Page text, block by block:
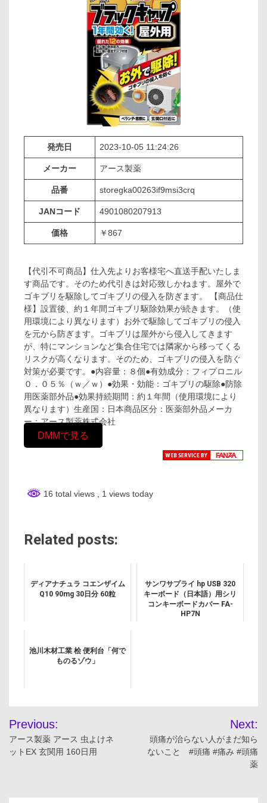
発売日 2023-10-05 11:24:26
メーカー アース製薬
品番 storegka00263if9msi3crq
JANコード 4901080207913
価格 ￥867
【代引不可商品】仕入先よりお客様宅へ直送手配いたしま
す商品です。そのため代引きは対応致しかねます。屋外で
ゴキブリを駆除してゴキブリの侵入を防ぎます。 【商品仕
様】設置後、約１年間ゴキブリ駆除効果が続きます。（使
用環境により異なります）お外で駆除してゴキブリの侵入
を元から防ぎます。ゴキブリは屋外から侵入してきます
が、特にマンションなど集合住宅では隣家から移ってくる
リスクが高くなります。そのため、ゴキブリの侵入を防ぐ
対策が必要です。●内容量：８個●有効成分：フィプロニル
０．０５％（ｗ／ｗ）●効果・効能：ゴキブリの駆除●防除
用医薬部外品●効果持続期間：約１年間（使用環境により
異なります）生産国：日本商品区分：医薬部外品メーカ
ー：アース製薬株式会社
DMMで見る
16 total views , 1 views today
Related posts:
ディアナチュラ コエンザイム
Q10 90mg 30日分 60粒
サンワサプライ hp USB 320
キーボード（日本語）用シリ
コンキーボードカバー FA-
HP7N
池川木材工業 桧 便利台「何で
ものるゾウ」
投
稿
Previous:
アース製薬 アース 虫よけネ
ットEX 玄関用 160日用
Next:
頭痛が治らない人がまだ知ら
ないこと #頭痛 #痛み #頭痛
薬